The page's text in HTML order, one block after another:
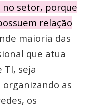
no setor, porque
relação
maioria das
que atua
TI, seja
organizando as
os